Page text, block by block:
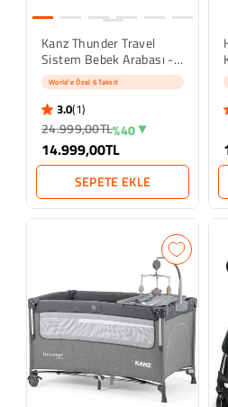
Kanz Thunder Travel
Sistem Bebek Arabası -
GriWorld'e Özel 6 Taksit
3.0(1)
3.0 star rating
1 İnceleme
24.999,00TL%40
14.999,00TL
SEPETE EKLE